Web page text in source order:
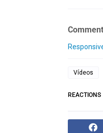
Vídeos
REACTIONS